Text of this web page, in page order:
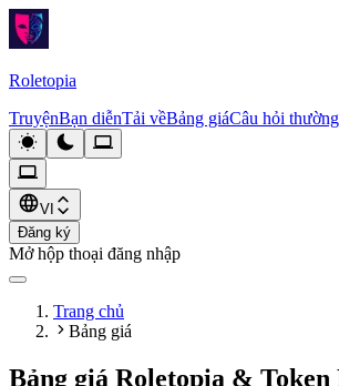
Roletopia
TruyệnBạn diễnTải vềBảng giáCâu hỏi
VI
Đăng ký
Mở hộp thoại đăng nhập
Trang chủ
Bảng giá
Bảng giá Roletopia & Token